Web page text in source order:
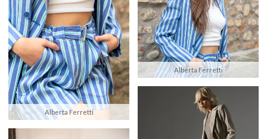
Alberta Ferretti
Alberta Ferretti